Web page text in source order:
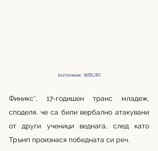
(източник: WBUR)
Финикс*, 17-годишен транс младеж,
споделя, че са били вербално атакувани
от други ученици веднага, след като
Тръмп произнася победната си реч.